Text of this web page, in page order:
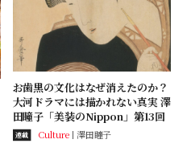
お歯黒の文化はなぜ消えたのか？
大河ドラマには描かれない真実 澤
田瞳子「美装のNippon」第13回
連載 Culture 澤田瞳子